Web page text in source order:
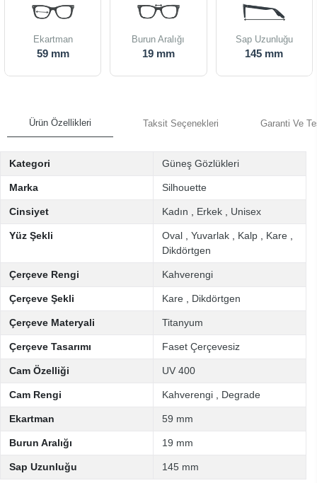
Ekartman
59 mm
Burun Aralığı
19 mm
Sap Uzunluğu
145 mm
Ürün Özellikleri Taksit Seçenekleri Garanti Ve
Kategori Güneş Gözlükleri
Marka Silhouette
Cinsiyet Kadın Erkek Unisex
Yüz Şekli Oval Yuvarlak Kalp Kare
Dikdörtgen
Çerçeve Rengi Kahverengi
Çerçeve Şekli Kare Dikdörtgen
Çerçeve Materyali Titanyum
Çerçeve Tasarımı Faset Çerçevesiz
Cam Özelliği UV 400
Cam Rengi Kahverengi Degrade
Ekartman 59 mm
Burun Aralığı 19 mm
Sap Uzunluğu 145 mm